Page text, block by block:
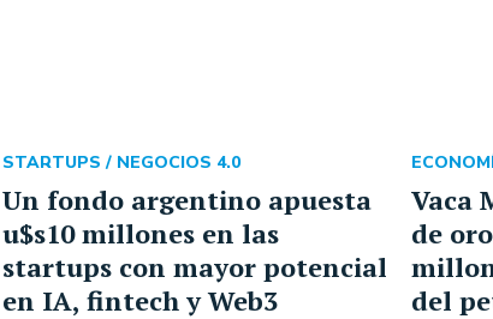
Un fondo argentino apuesta
u$s10 millones en las
startups con mayor potencial
en IA, fintech y Web3
STARTUPS / NEGOCIOS 4.0
Vaca
de
del